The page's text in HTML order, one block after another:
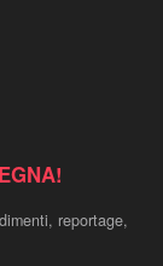
reportage,